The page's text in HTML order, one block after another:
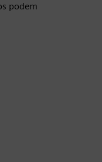
podem